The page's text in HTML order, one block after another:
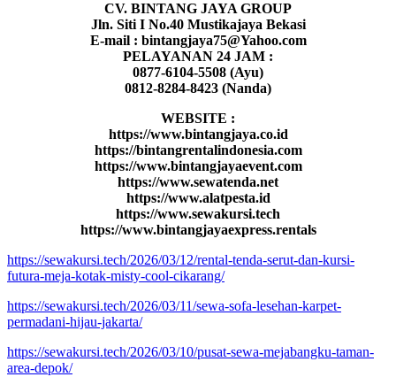
CV. BINTANG JAYA GROUP
Jln. Siti I No.40 Mustikajaya Bekasi
E-mail : bintangjaya75@Yahoo.com
PELAYANAN 24 JAM :
0877-6104-5508 (Ayu)
0812-8284-8423 (Nanda)
WEBSITE :
https://www.bintangjaya.co.id
https://bintangrentalindonesia.com
https://www.bintangjayaevent.com
https://www.sewatenda.net
https://www.alatpesta.id
https://www.sewakursi.tech
https://www.bintangjayaexpress.rentals
https://sewakursi.tech/2026/03/12/rental-tenda-serut-dan-kursi-
futura-meja-kotak-misty-cool-cikarang/
https://sewakursi.tech/2026/03/11/sewa-sofa-lesehan-karpet-
permadani-hijau-jakarta/
https://sewakursi.tech/2026/03/10/pusat-sewa-mejabangku-taman-
area-depok/